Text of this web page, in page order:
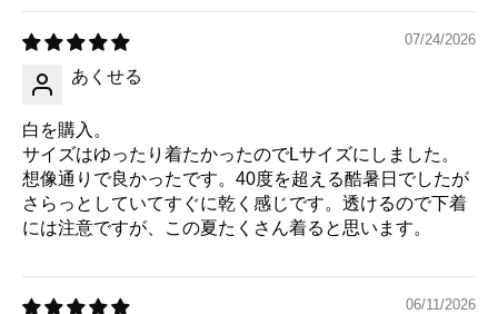
07/24/2026
あくせる
白を購入。
サイズはゆったり着たかったのでLサイズにしました。
想像通りで良かったです。40度を超える酷暑日でしたが
さらっとしていてすぐに乾く感じです。透けるので下着
には注意ですが、この夏たくさん着ると思います。
06/11/2026